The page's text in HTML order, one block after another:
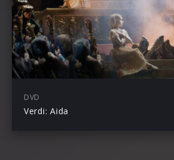
DVD
Verdi: Aida